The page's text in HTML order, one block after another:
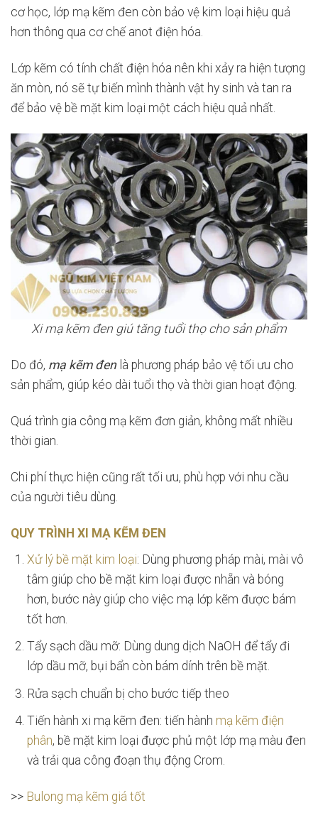
cơ học, lớp mạ kẽm đen còn bảo vệ kim loại hiệu quả
hơn thông qua cơ chế anot điện hóa.
Lớp kẽm có tính chất điện hóa nên khi xảy ra hiện tượng
ăn mòn, nó sẽ tự biến mình thành vật hy sinh và tan ra
để bảo vệ bề mặt kim loại một cách hiệu quả nhất.
Xi mạ kẽm đen giú tăng tuổi thọ cho sản phẩm
Do đó, mạ kẽm đenlà phương pháp bảo vệ tối ưu cho
sản phẩm, giúp kéo dài tuổi thọ và thời gian hoạt động.
Quá trình gia công mạ kẽm đơn giản, không mất nhiều
thời gian.
Chi phí thực hiện cũng rất tối ưu, phù hợp với nhu cầu
của người tiêu dùng.
QUY TRÌNH XI MẠ KẼM ĐEN
Xử lý bề mặt kim loại: Dùng phương pháp mài, mài vô
tâm giúp cho bề mặt kim loại được nhẵn và bóng
hơn, bước này giúp cho việc mạ lớp kẽm được bám
tốt hơn.
Tẩy sạch dầu mỡ: Dùng dung dịch NaOH để tẩy đi
lớp dầu mỡ, bụi bẩn còn bám dính trên bề mặt.
Rửa sạch chuẩn bị cho bước tiếp theo
Tiến hành xi mạ kẽm đen: tiến hành mạ kẽm điện
phân, bề mặt kim loại được phủ một lớp mạ màu đen
và trải qua công đoạn thụ động Crom.
>> Bulong mạ kẽm giá tốt